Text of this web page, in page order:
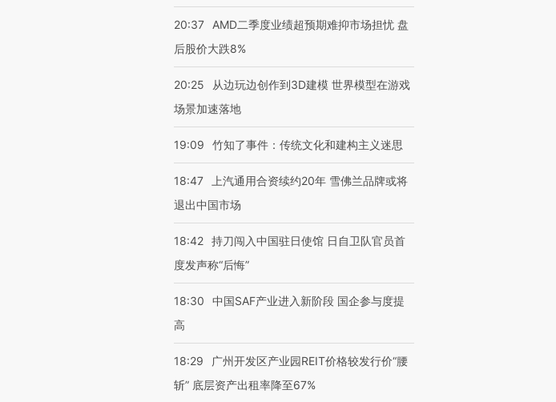
20:37
AMD二季度业绩超预期难抑市场担忧 盘
后股价大跌8%
20:25
从边玩边创作到3D建模 世界模型在游戏
场景加速落地
19:09 竹知了事件：传统文化和建构主义迷思
18:47
上汽通用合资续约20年 雪佛兰品牌或将
退出中国市场
18:42 持刀闯入中国驻日使馆 日自卫队官员首
度发声称“后悔”
18:30
中国SAF产业进入新阶段 国企参与度提
高
18:29
广州开发区产业园REIT价格较发行价“腰
斩” 底层资产出租率降至67%